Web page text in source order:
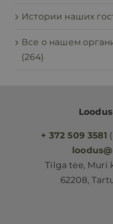
Истории наших
Все о нашем
(264)
+ 372 509 3581
Tilga tee, Muri
62208,